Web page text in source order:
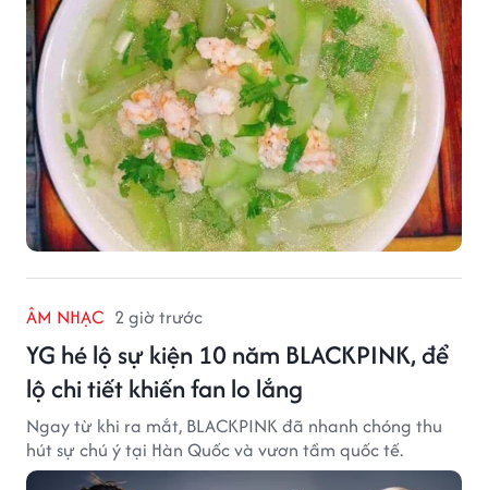
gia đình.
ÂM NHẠC 2 giờ trước
YG hé lộ sự kiện 10 năm BLACKPINK, để
lộ chi tiết khiến fan lo lắng
Ngay từ khi ra mắt, BLACKPINK đã nhanh chóng thu
hút sự chú ý tại Hàn Quốc và vươn tầm quốc tế.